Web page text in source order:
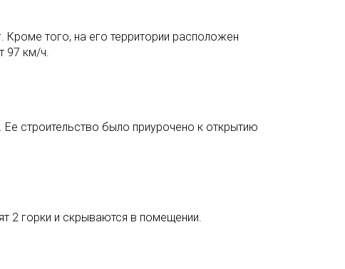
Кроме того, на его территории расположен
97 км/ч.
строительство было приурочено к открытию
2 горки и скрываются в помещении.